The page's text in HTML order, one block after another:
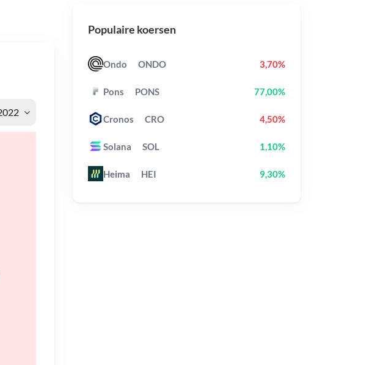
Populaire koersen
Ondo ONDO 3,70%
Pons PONS 77,00%
Cronos CRO 4,50%
Solana SOL 1,10%
Heima HEI 9,30%